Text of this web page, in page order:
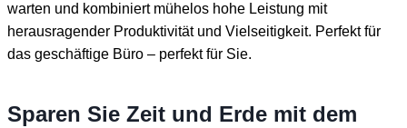
warten und kombiniert mühelos hohe Leistung mit
herausragender Produktivität und Vielseitigkeit. Perfekt für
das geschäftige Büro – perfekt für Sie.
Sparen Sie Zeit und Erde mit dem